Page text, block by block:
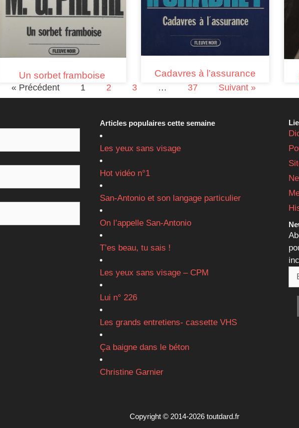
Un sorbet framboise Cadavres à l’assurance
« Précédent 1 2 3 … 37 Suivant »
Articles populaires cette semaine
Les yeux sans visage
Hot vidéo n°1
San-Antonio et son langage particulier
On l’appelle San-Antonio
T’es beau, tu sais !
Les yeux sans visage – CPM
Lui n° 226
Les grands entretiens- cassette VHS
Ça baigne dans le béton
Christine Garnier
Copyright © 2014-2026 toutdard.fr